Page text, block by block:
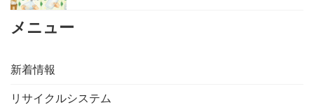
メニュー
新着情報
リサイクルシステム